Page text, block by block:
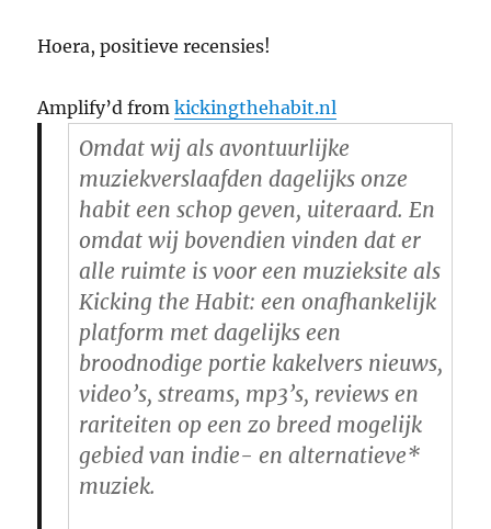
Hoera, positieve recensies!
Amplify’d fromkickingthehabit.nl
Omdat wij als avontuurlijke
muziekverslaafden dagelijks onze
habit een schop geven, uiteraard. En
omdat wij bovendien vinden dat er
alle ruimte is voor een muzieksite als
Kicking the Habit: een onafhankelijk
platform met dagelijks een
broodnodige portie kakelvers nieuws,
video’s, streams, mp3’s, reviews en
rariteiten op een zo breed mogelijk
gebied van indie- en alternatieve*
muziek.